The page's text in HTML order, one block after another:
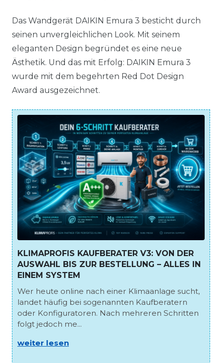
Das Wandgerät DAIKIN Emura 3 besticht durch
seinen unvergleichlichen Look. Mit seinem
eleganten Design begründet es eine neue
Ästhetik. Und das mit Erfolg: DAIKIN Emura 3
wurde mit dem begehrten Red Dot Design
Award ausgezeichnet.
KLIMAPROFIS KAUFBERATER V3: VON DER
AUSWAHL BIS ZUR BESTELLUNG – ALLES IN
EINEM SYSTEM
Wer heute online nach einer Klimaanlage sucht,
landet häufig bei sogenannten Kaufberatern
oder Konfiguratoren. Nach mehreren Schritten
folgt jedoch me...
weiter lesen